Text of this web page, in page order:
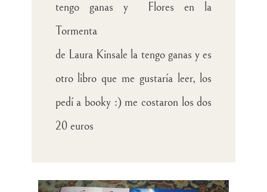
tengo ganas y Flores en la
Tormenta
de Laura Kinsale la tengo ganas y es
otro libro que me gustaría leer, los
pedí a booky :) me costaron los dos
20 euros